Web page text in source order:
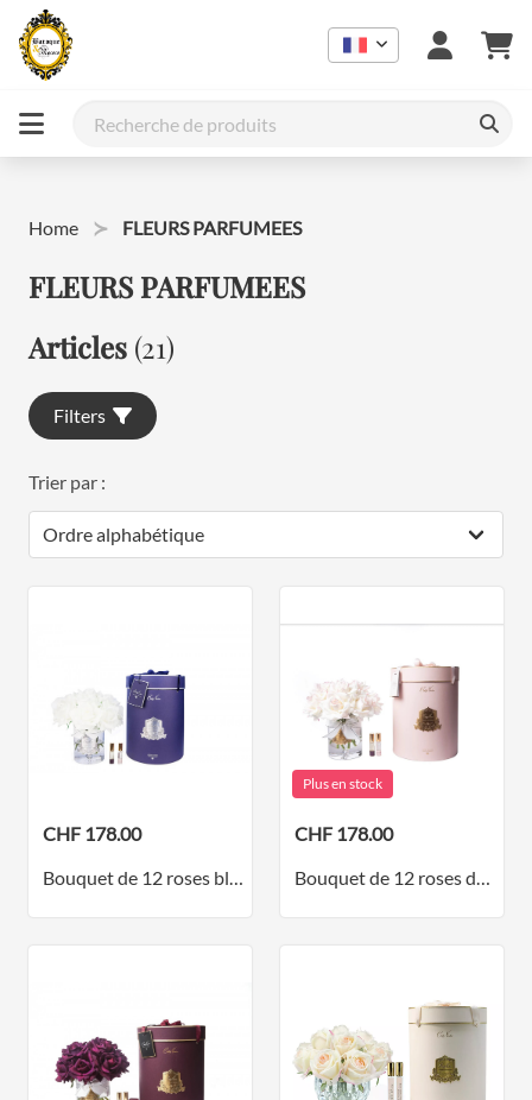
Home FLEURS PARFUMEES
FLEURS PARFUMEES
Articles (21)
Filters
Trier par :
CHF 178.00
Bouquet de 12 roses blanc ivoire dans un vase transparent - collection argent
Plus en stock
CHF 178.00
Bouquet de 12 roses dans un vase transparent - Collection rose tendre - doré